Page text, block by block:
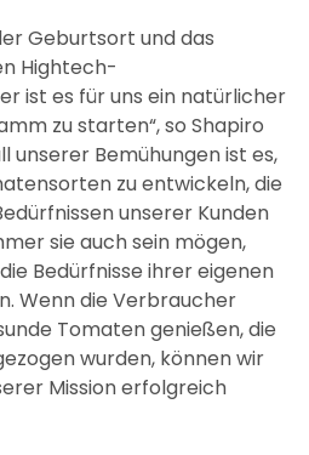
Geburtsort und das
Hightech-
ist es für uns ein natürlicher
zu starten“, so Shapiro
unserer Bemühungen ist es,
zu entwickeln, die
unserer Kunden
sie auch sein mögen,
Bedürfnisse ihrer eigenen
Wenn die Verbraucher
Tomaten genießen, die
wurden, können wir
Mission erfolgreich